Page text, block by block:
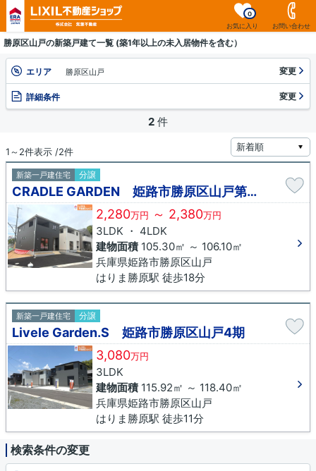
お気に入り
0
お問い合わせ
勝原区山戸の新築戸建て一覧 (築1年以上の未入居物件を含む）
エリア 勝原区山戸 変更
詳細条件 変更
2 件
1～2件表示 /2件
新築一戸建住宅 分譲
CRADLE GARDEN 姫路市勝原区山戸第４ ２期
2,280万円 ～ 2,380万円
3LDK ・ 4LDK
建物面積105.30㎡ ～ 106.10㎡
兵庫県姫路市勝原区山戸
はりま勝原駅 徒歩18分
新築一戸建住宅 分譲
Livele Garden.S 姫路市勝原区山戸4期
3,080万円
3LDK
建物面積115.92㎡ ～ 118.40㎡
兵庫県姫路市勝原区山戸
はりま勝原駅 徒歩11分
検索条件の変更